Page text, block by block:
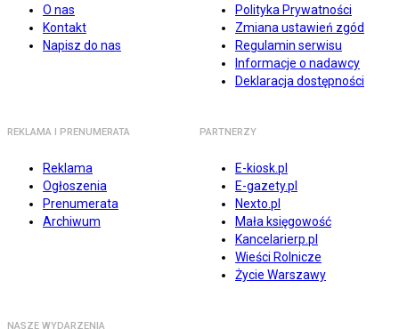
O nas
Kontakt
Napisz do nas
Polityka Prywatności
Zmiana ustawień zgód
Regulamin serwisu
Informacje o nadawcy
Deklaracja dostępności
REKLAMA I PRENUMERATA
Reklama
Ogłoszenia
Prenumerata
Archiwum
PARTNERZY
E-kiosk.pl
E-gazety.pl
Nexto.pl
Mała księgowość
Kancelarierp.pl
Wieści Rolnicze
Życie Warszawy
NASZE WYDARZENIA